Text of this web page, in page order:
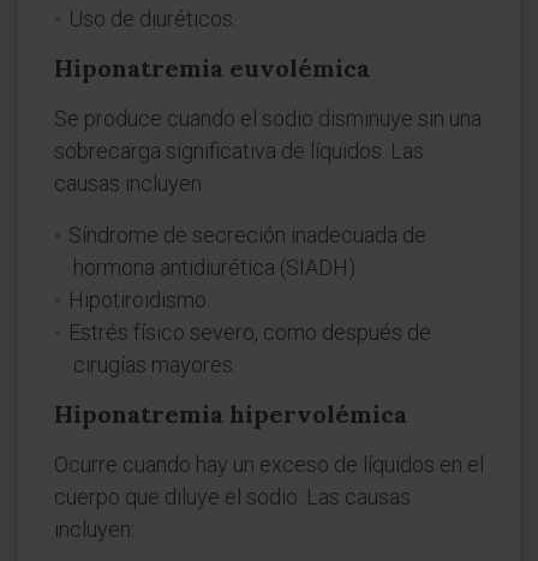
Uso de diuréticos.
Hiponatremia euvolémica
Se produce cuando el sodio disminuye sin una
sobrecarga significativa de líquidos. Las
causas incluyen:
Síndrome de secreción inadecuada de
hormona antidiurética (SIADH).
Hipotiroidismo.
Estrés físico severo, como después de
cirugías mayores.
Hiponatremia hipervolémica
Ocurre cuando hay un exceso de líquidos en el
cuerpo que diluye el sodio. Las causas
incluyen: